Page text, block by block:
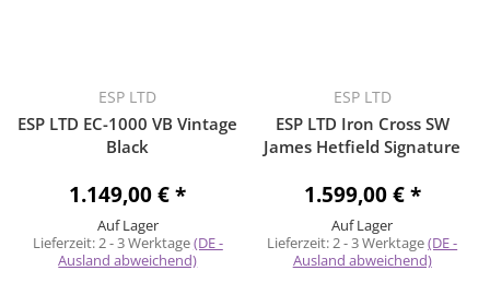
ESP LTD
ESP LTD EC-1000 VB Vintage
Black
1.149,00 €*
Auf Lager
Lieferzeit:2 - 3 Werktage(DE -
Ausland abweichend)
ESP LTD
ESP LTD Iron Cross SW
James Hetfield Signature
1.599,00 €*
Auf Lager
Lieferzeit:2 - 3 Werktage(DE -
Ausland abweichend)